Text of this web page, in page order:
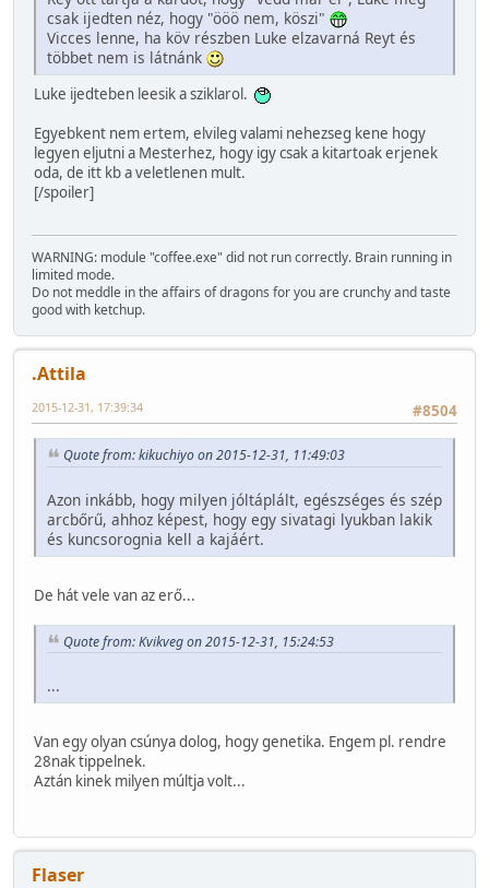
csak ijedten néz, hogy "ööö nem, köszi"
Vicces lenne, ha köv részben Luke elzavarná Reyt és
többet nem is látnánk
Luke ijedteben leesik a sziklarol.
Egyebkent nem ertem, elvileg valami nehezseg kene hogy
legyen eljutni a Mesterhez, hogy igy csak a kitartoak erjenek
oda, de itt kb a veletlenen mult.
[/spoiler]
WARNING: module "coffee.exe" did not run correctly. Brain running in
limited mode.
Do not meddle in the affairs of dragons for you are crunchy and taste
good with ketchup.
.Attila
#8504
2015-12-31, 17:39:34
Quote from: kikuchiyo on 2015-12-31, 11:49:03
Azon inkább, hogy milyen jóltáplált, egészséges és szép
arcbőrű, ahhoz képest, hogy egy sivatagi lyukban lakik
és kuncsorognia kell a kajáért.
De hát vele van az erő...
Quote from: Kvikveg on 2015-12-31, 15:24:53
...
Van egy olyan csúnya dolog, hogy genetika. Engem pl. rendre
28nak tippelnek.
Aztán kinek milyen múltja volt...
Flaser